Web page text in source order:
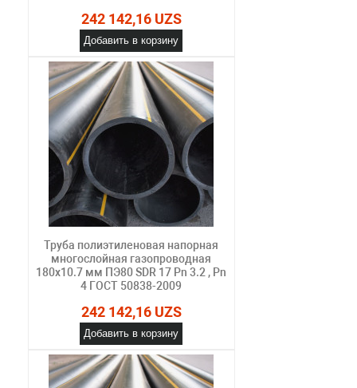
242 142,16 UZS
Добавить в корзину
Труба полиэтиленовая напорная
многослойная газопроводная
180х10.7 мм ПЭ80 SDR 17 Pn 3.2 , Pn
4 ГОСТ 50838-2009
242 142,16 UZS
Добавить в корзину